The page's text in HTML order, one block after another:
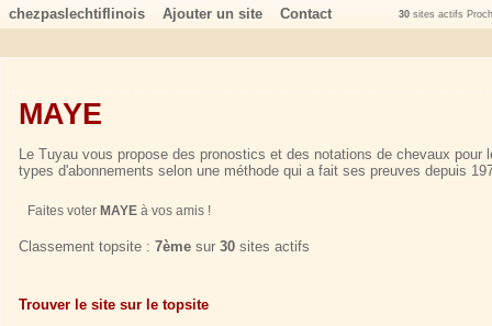
chezpaslechtiflinois Ajouter un site Contact 30 sites actifs
MAYE
Le Tuyau vous propose des pronostics et des notations de chevaux
types d'abonnements selon une méthode qui a fait ses preuves depuis
Faites voter MAYE à vos amis !
Classement topsite : 7ème sur 30 sites actifs
Trouver le site sur le topsite